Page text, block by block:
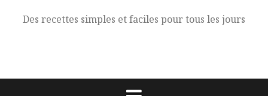
Des recettes simples et faciles pour tous les jours